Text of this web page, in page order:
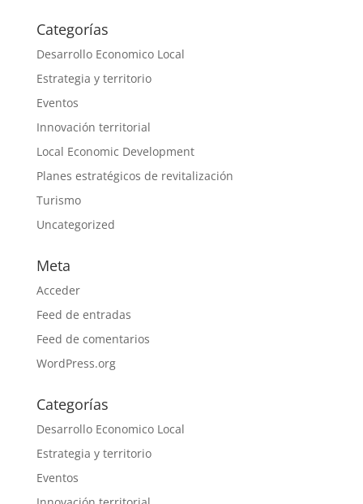
Categorías
Desarrollo Economico Local
Estrategia y territorio
Eventos
Innovación territorial
Local Economic Development
Planes estratégicos de revitalización
Turismo
Uncategorized
Meta
Acceder
Feed de entradas
Feed de comentarios
WordPress.org
Categorías
Desarrollo Economico Local
Estrategia y territorio
Eventos